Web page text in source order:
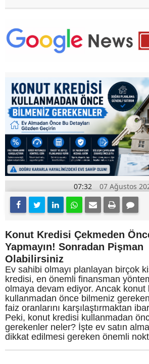
07:32 07 Ağustos
Konut Kredisi Çekmeden
Yapmayın! Sonradan Pişman
Olabilirsiniz
Ev sahibi olmayı planlayan birçok
kredisi, en önemli finansman
olmaya devam ediyor. Ancak konut
kullanmadan önce bilmeniz
faiz oranlarını karşılaştırmaktan
Peki, konut kredisi kullanmadan
gerekenler neler? İşte ev satın
dikkat edilmesi gereken önemli